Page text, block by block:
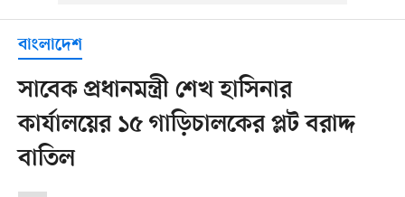
বাংলাদেশ
সাবেক প্রধানমন্ত্রী শেখ হাসিনার
কার্যালয়ের ১৫ গাড়িচালকের প্লট বরাদ্দ
বাতিল